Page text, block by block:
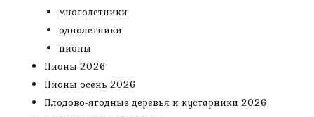
многолетники
однолетники
пионы
Пионы 2026
Пионы осень 2026
Плодово-ягодные деревья и кустарники 2026